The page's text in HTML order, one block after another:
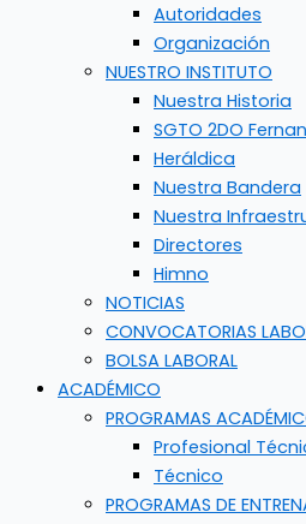
Autoridades
Organización
NUESTRO INSTITUTO
Nuestra Historia
SGTO 2DO
Heráldica
Nuestra Bandera
Nuestra
Directores
Himno
NOTICIAS
CONVOCATORIAS
BOLSA LABORAL
ACADÉMICO
PROGRAMAS
Profesional
Técnico
PROGRAMAS DE